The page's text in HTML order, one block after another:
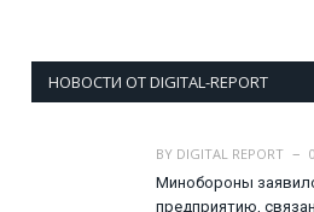
НОВОСТИ ОТ DIGITAL-REPORT
BY DIGITAL REPORT
Минобороны
предприятию,